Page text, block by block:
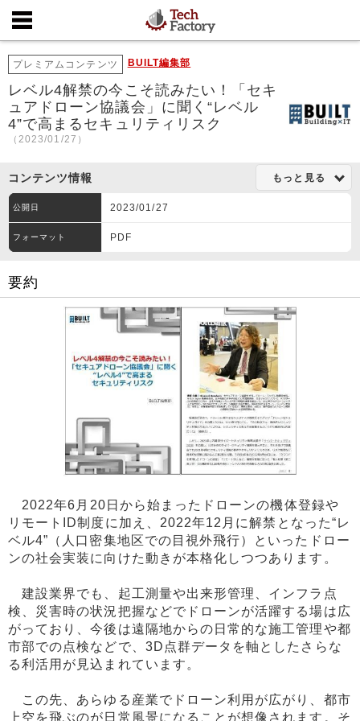
プレミアムコンテンツ BUILT編集部
レベル4解禁の今こそ読みたい！「セキ
ュアドローン協議会」に聞く“レベル
4”で高まるセキュリティリスク
（2023/01/27）
コンテンツ情報 もっと見る
公開日 2023/01/27
フォーマット PDF
要約
2022年6月20日から始まったドローンの機体登録や
リモートID制度に加え、2022年12月に解禁となった“レ
ベル4”（人口密集地区での目視外飛行）といったドロー
ンの社会実装に向けた動きが本格化しつつあります。
建設業界でも、起工測量や出来形管理、インフラ点
検、災害時の状況把握などでドローンが活躍する場は広
がっており、今後は遠隔地からの日常的な施工管理や都
市部での点検などで、3D点群データを軸としたさらな
る利活用が見込まれています。
この先、あらゆる産業でドローン利用が広がり、都市
上空を飛ぶのが日常風景になることが想像されます。そ